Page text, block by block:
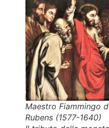
Maestro Fiammingo
Rubens (1577-1640)